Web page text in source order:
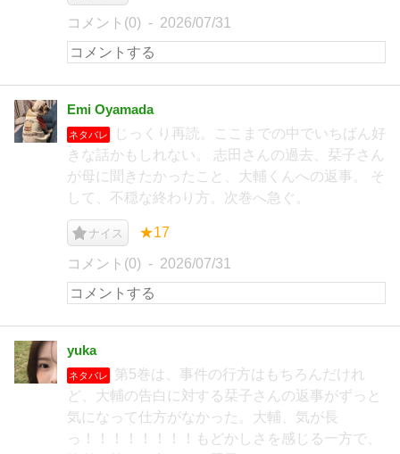
コメント(0) 2026/07/31
Emi Oyamada
ネタバレ
じっくり再読。ここまでの中でいちばん好
きな話かもしれない。 志田さんの過去、栞子さん
が母に聞きたかったこと、大輔くんへの返事。 そ
して、不穏な終わり方。次巻へ急ぐ。
ナイス ★17
コメント(0) 2026/07/31
yuka
ネタバレ
第5巻は、事件の行方はもちろんだけれ
ど、大輔の告白に対する栞子さんの返事がずっと
気になって仕方がなかった。大輔、気が長
っ！！！！！！！！もどかしさを感じる一方で、